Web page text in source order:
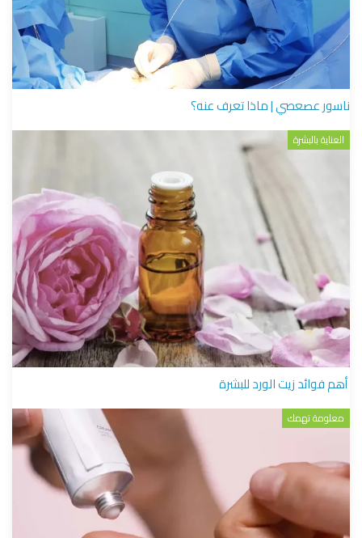
ناسور عصعصي | ماذا تعرف عنه؟
العناية بالبشرة
أهم فوائد زيت الورد للبشرة
معلومة تهمك